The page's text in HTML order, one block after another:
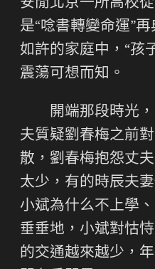
安閒北京一所高校
是“唸書轉變命運”
如許的家庭中，“孩
震蕩可想而知。
開端那段時光
夫質疑劉春梅之前
散，劉春梅抱怨丈
太少，有的時辰夫
小斌為什么不上學
垂垂地，小斌對怙
的交通越來越少，